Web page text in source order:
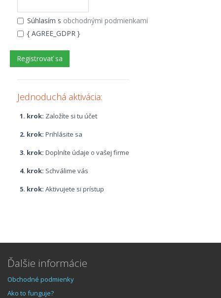
Súhlasím s obchodnými podmienkami
{ AGREE_GDPR }
Jednoduchá aktivácia:
1. krok: Založíte si tu účet
2. krok: Prihlásite sa
3. krok: Doplníte údaje o vašej firme
4. krok: Schválime vás
5. krok: Aktivujete si prístup
Ďalšie informácie
Obchodné podmienky
Ako to funguje?